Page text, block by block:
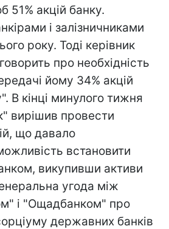
51% акцій банку.
і залізничниками
року. Тоді керівник
про необхідність
йому 34% акцій
В кінці минулого тижня
вирішив провести
що давало
встановити
викупивши активи
угода між
і "Ощадбанком" про
державних банків